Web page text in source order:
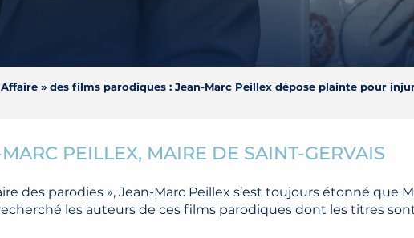
Affaire » des films parodiques : Jean-Marc Peillex dépose plainte pour
PEILLEX, MAIRE DE SAINT-GERVAIS
des parodies », Jean-Marc Peillex s’est toujours étonné que
les auteurs de ces films parodiques dont les titres